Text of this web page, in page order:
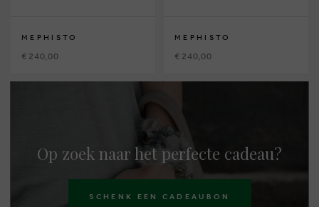
MEPHISTO
€ 240,00
MEPHISTO
€ 240,00
Op zoek naar het perfecte cadeau?
SCHENK EEN CADEAUBON